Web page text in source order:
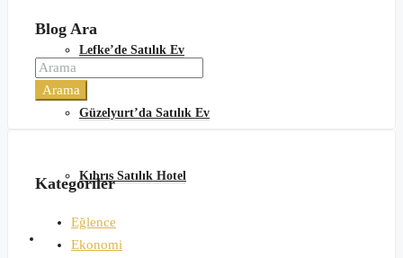
Lefke’de Satılık Ev
Güzelyurt’da Satılık Ev
Kıbrıs Satılık Hotel
Günlük Kiralık
Blog Ara
Arama
Kategoriler
Eğlence
Ekonomi